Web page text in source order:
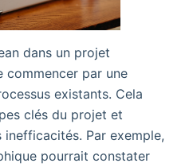
dans un projet
commencer par une
existants. Cela
clés du projet et
inefficacités. Par exemple,
pourrait constater